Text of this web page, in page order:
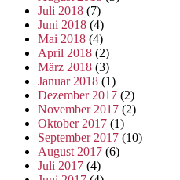
Juli 2018 (7)
Juni 2018 (4)
Mai 2018 (4)
April 2018 (2)
März 2018 (3)
Januar 2018 (1)
Dezember 2017 (2)
November 2017 (2)
Oktober 2017 (1)
September 2017 (10)
August 2017 (6)
Juli 2017 (4)